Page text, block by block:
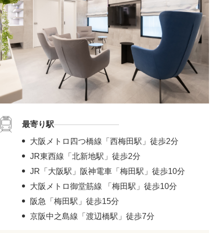
最寄り駅
大阪メトロ四つ橋線「西梅田駅」徒歩2分
JR東西線「北新地駅」徒歩2分
JR「大阪駅」阪神電車「梅田駅」徒歩10分
大阪メトロ御堂筋線 「梅田駅」徒歩10分
阪急「梅田駅」徒歩15分
京阪中之島線「渡辺橋駅」徒歩7分